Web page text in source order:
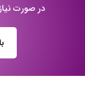
در صورت